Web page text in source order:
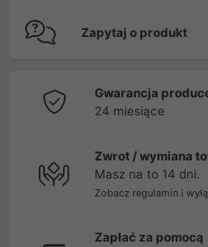
Zapytaj o produkt
Gwarancja
24 miesiące
Zwrot / wymiana
Masz na to 14 dni.
Zobacz regulamin i
Zapłać za pomocą